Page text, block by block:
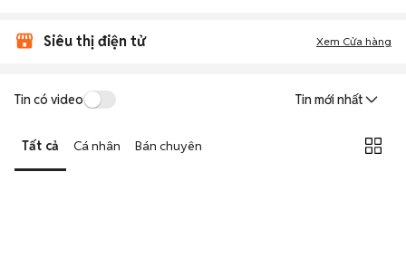
Siêu thị điện tử Xem Cửa hàng
Tin có video Tin mới nhất
Tất cả Cá nhân Bán chuyên